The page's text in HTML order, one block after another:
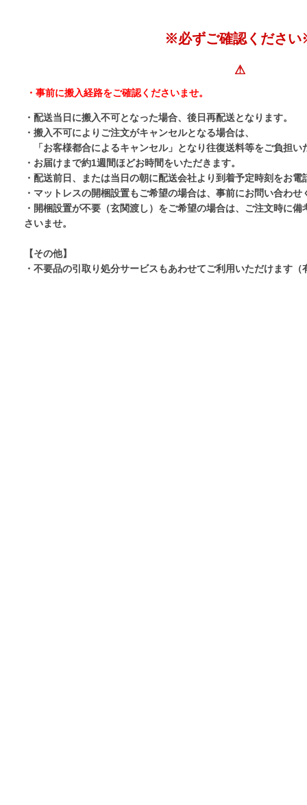
※必ずご確認くださ
・事前に搬入経路をご確認くださいませ。
・配送当日に搬入不可となった場合、後日再配送となります。
・搬入不可によりご注文がキャンセルとなる場合は、
「お客様都合によるキャンセル」となり往復送料等をご負担い
・お届けまで約1週間ほどお時間をいただきます。
・配送前日、または当日の朝に配送会社より到着予定時刻をお
・マットレスの開梱設置もご希望の場合は、事前にお問い合わせ
・開梱設置が不要（玄関渡し）をご希望の場合は、ご注文時に
さいませ。
【その他】
・不要品の引取り処分サービスもあわせてご利用いただけます（